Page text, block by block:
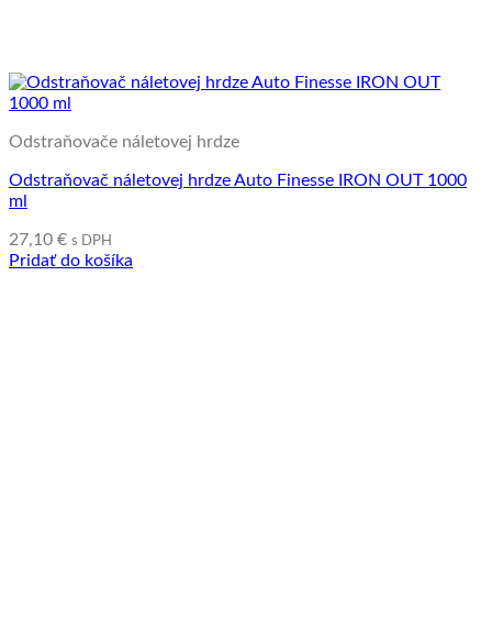
Odstraňovače náletovej hrdze
Odstraňovač náletovej hrdze Auto Finesse IRON OUT 1000
ml
27,10 € s DPH
Pridať do košíka